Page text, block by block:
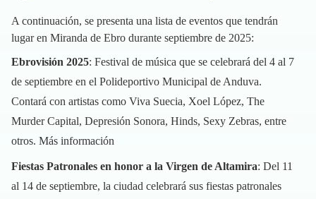
A continuación, se presenta una lista de eventos que tendrán
lugar en Miranda de Ebro durante septiembre de 2025:
Ebrovisión 2025: Festival de música que se celebrará del 4 al 7
de septiembre en el Polideportivo Municipal de Anduva.
Contará con artistas como Viva Suecia, Xoel López, The
Murder Capital, Depresión Sonora, Hinds, Sexy Zebras, entre
otros. Más información
Fiestas Patronales en honor a la Virgen de Altamira: Del 11
al 14 de septiembre, la ciudad celebrará sus fiestas patronales